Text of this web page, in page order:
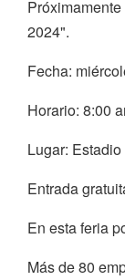
2024".
Fecha:
Horario: 8:00
Lugar:
Entrada
En esta feria
Más de 80